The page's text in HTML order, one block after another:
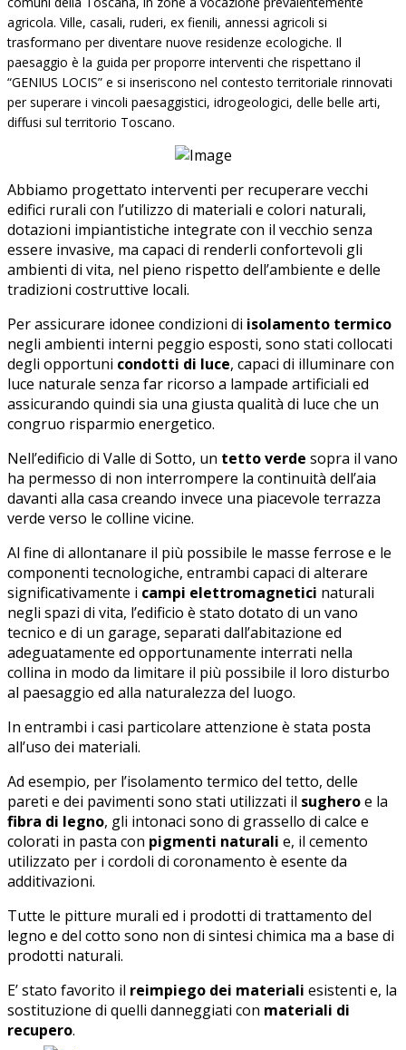
agricola. Ville, casali, ruderi, ex fienili, annessi agricoli si
trasformano per diventare nuove residenze ecologiche. Il
paesaggio è la guida per proporre interventi che rispettano il
“GENIUS LOCIS” e si inseriscono nel contesto territoriale rinnovati
per superare i vincoli paesaggistici, idrogeologici, delle belle arti,
diffusi sul territorio Toscano.
Abbiamo progettato interventi per recuperare vecchi
edifici rurali con l’utilizzo di materiali e colori naturali,
dotazioni impiantistiche integrate con il vecchio senza
essere invasive, ma capaci di renderli confortevoli gli
ambienti di vita, nel pieno rispetto dell’ambiente e delle
tradizioni costruttive locali.
Per assicurare idonee condizioni di isolamento termico
negli ambienti interni peggio esposti, sono stati collocati
degli opportuni condotti di luce, capaci di illuminare con
luce naturale senza far ricorso a lampade artificiali ed
assicurando quindi sia una giusta qualità di luce che un
congruo risparmio energetico.
Nell’edificio di Valle di Sotto, un tetto verde sopra il vano
ha permesso di non interrompere la continuità dell’aia
davanti alla casa creando invece una piacevole terrazza
verde verso le colline vicine.
Al fine di allontanare il più possibile le masse ferrose e le
componenti tecnologiche, entrambi capaci di alterare
significativamente i campi elettromagnetici naturali
negli spazi di vita, l’edificio è stato dotato di un vano
tecnico e di un garage, separati dall’abitazione ed
adeguatamente ed opportunamente interrati nella
collina in modo da limitare il più possibile il loro disturbo
al paesaggio ed alla naturalezza del luogo.
In entrambi i casi particolare attenzione è stata posta
all’uso dei materiali.
Ad esempio, per l’isolamento termico del tetto, delle
pareti e dei pavimenti sono stati utilizzati il sugheroe la
fibra di legno, gli intonaci sono di grassello di calce e
colorati in pasta con pigmenti naturali e, il cemento
utilizzato per i cordoli di coronamento è esente da
additivazioni.
Tutte le pitture murali ed i prodotti di trattamento del
legno e del cotto sono non di sintesi chimica ma a base di
prodotti naturali.
E’ stato favorito il reimpiego dei materiali esistenti e, la
sostituzione di quelli danneggiati con materiali di
recupero.